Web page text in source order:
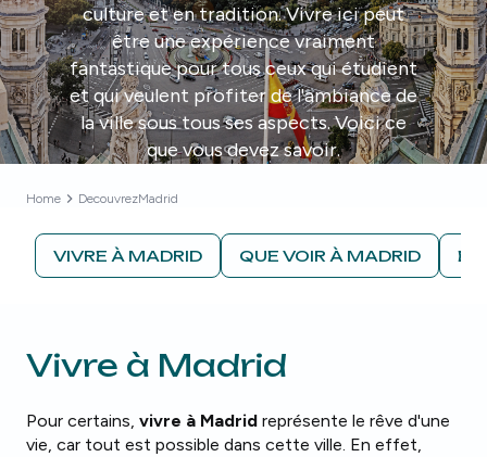
culture et en tradition. Vivre ici peut
être une expérience vraiment
fantastique pour tous ceux qui étudient
et qui veulent profiter de l'ambiance de
la ville sous tous ses aspects. Voici ce
que vous devez savoir.
Home DecouvrezMadrid
VIVRE À MADRID QUE VOIR À MADRID
Vivre à Madrid
Pour certains, vivre à Madrid représente le rêve d'une
vie, car tout est possible dans cette ville. En effet,